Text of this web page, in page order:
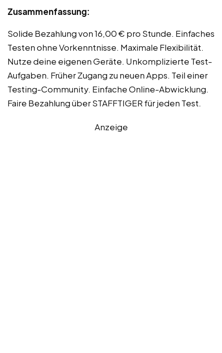
Zusammenfassung:
Solide Bezahlung von 16,00 € pro Stunde. Einfaches
Testen ohne Vorkenntnisse. Maximale Flexibilität.
Nutze deine eigenen Geräte. Unkomplizierte Test-
Aufgaben. Früher Zugang zu neuen Apps. Teil einer
Testing-Community. Einfache Online-Abwicklung.
Faire Bezahlung über STAFFTIGER für jeden Test.
Anzeige